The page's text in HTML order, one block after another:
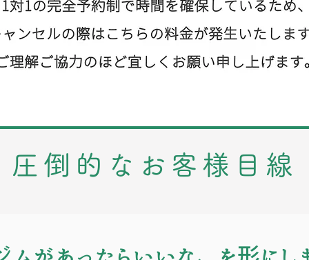
圧倒的なお客様目線